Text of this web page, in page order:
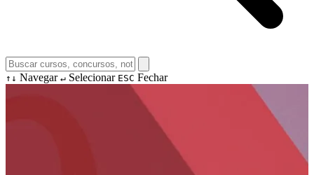
↑↓ Navegar ↵ Selecionar ESC Fechar